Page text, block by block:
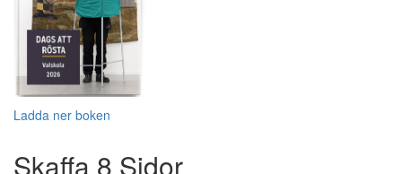
Ladda ner boken
Skaffa 8 Sidor